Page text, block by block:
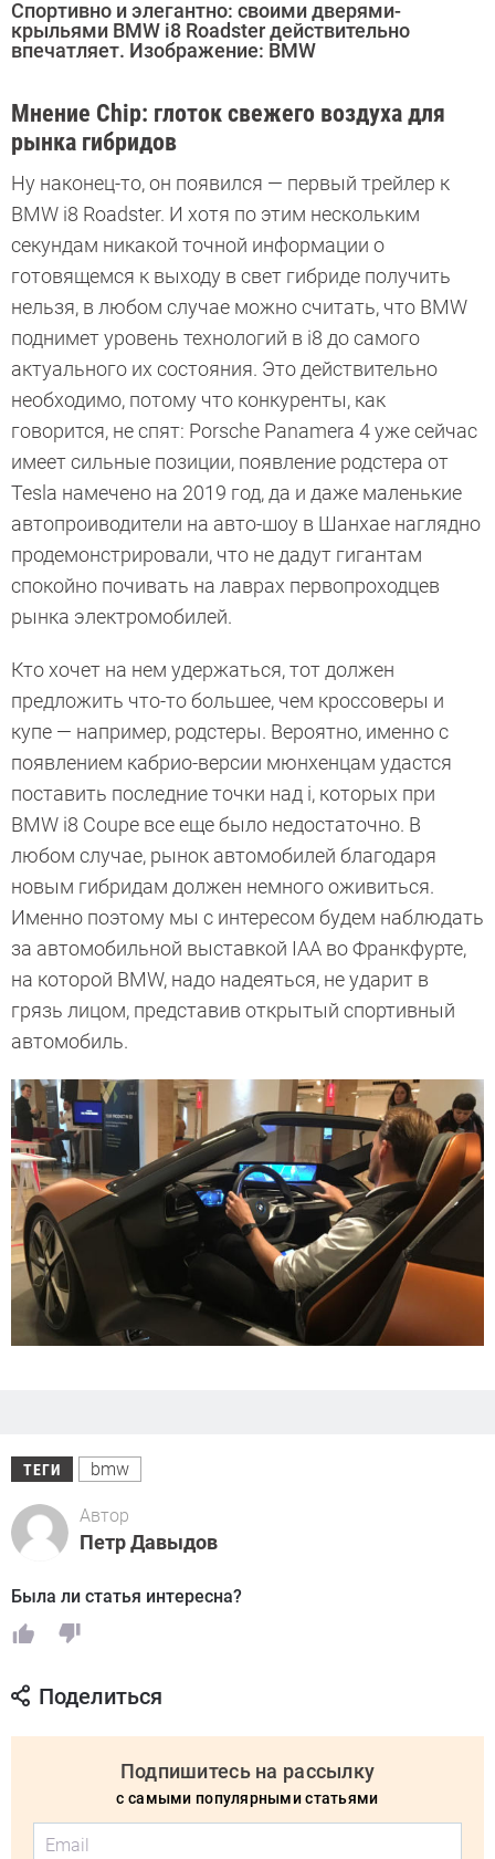
Спортивно и элегантно: своими дверями-
крыльями BMW i8 Roadster действительно
впечатляет. Изображение: BMW
Мнение Chip: глоток свежего воздуха для
рынка гибридов
Ну наконец-то, он появился — первый трейлер к
BMW i8 Roadster. И хотя по этим нескольким
секундам никакой точной информации о
готовящемся к выходу в свет гибриде получить
нельзя, в любом случае можно считать, что BMW
поднимет уровень технологий в i8 до самого
актуального их состояния. Это действительно
необходимо, потому что конкуренты, как
говорится, не спят: Porsche Panamera 4 уже сейчас
имеет сильные позиции, появление родстера от
Tesla намечено на 2019 год, да и даже маленькие
автопроиводители на авто-шоу в Шанхае наглядно
продемонстрировали, что не дадут гигантам
спокойно почивать на лаврах первопроходцев
рынка электромобилей.
Кто хочет на нем удержаться, тот должен
предложить что-то большее, чем кроссоверы и
купе — например, родстеры. Вероятно, именно с
появлением кабрио-версии мюнхенцам удастся
поставить последние точки над i, которых при
BMW i8 Coupe все еще было недостаточно. В
любом случае, рынок автомобилей благодаря
новым гибридам должен немного оживиться.
Именно поэтому мы с интересом будем наблюдать
за автомобильной выставкой IAA во Франкфурте,
на которой BMW, надо надеяться, не ударит в
грязь лицом, представив открытый спортивный
автомобиль.
ТЕГИ bmw
Автор
Петр Давыдов
Была ли статья интересна?
Поделиться
Подпишитесь на рассылку
с самыми популярными статьями